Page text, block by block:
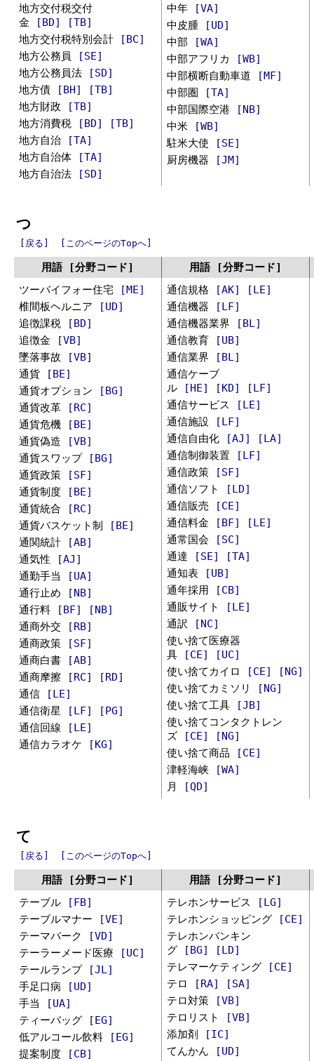
地方交付税交付
金
[BD]
[TB]
地方交付税特別会計
[BC]
地方公務員
[SE]
地方公務員法
[SD]
地方債
[BH]
[TB]
地方財政
[TB]
地方消費税
[BD]
[TB]
地方自治
[TA]
地方自治体
[TA]
地方自治法
[SD]
中年
[VA]
中皮腫
[UD]
中部
[WA]
中部アフリカ
[WB]
中部横断自動車道
[MF]
中部圏
[TA]
中部国際空港
[NB]
中米
[WB]
駐米大使
[SE]
厨房機器
[JM]
つ
[戻る] [このページのTopへ]
用語 [分野コード]
用語 [分野コード]
ツーバイフォー住宅
[ME]
椎間板ヘルニア
[UD]
追徴課税
[BD]
追徴金
[VB]
墜落事故
[VB]
通貨
[BE]
通貨オプション
[BG]
通貨改革
[RC]
通貨危機
[BE]
通貨偽造
[VB]
通貨スワップ
[BG]
通貨政策
[SF]
通貨制度
[BE]
通貨統合
[RC]
通貨バスケット制
[BE]
通関統計
[AB]
通気性
[AJ]
通勤手当
[UA]
通行止め
[NB]
通行料
[BF]
[NB]
通商外交
[RB]
通商政策
[SF]
通商白書
[AB]
通商摩擦
[RC]
[RD]
通信
[LE]
通信衛星
[LF]
[PG]
通信回線
[LE]
通信カラオケ
[KG]
通信規格 [AK]
[LE]
通信機器
[LF]
通信機器業界
[BL]
通信教育
[UB]
通信業界
[BL]
通信ケーブ
ル
[HE] [KD]
[LF]
通信サービス
[LE]
通信施設
[LF]
通信自由化
[AJ]
[LA]
通信制御装置
[LF]
通信政策
[SF]
通信ソフト
[LD]
通信販売
[CE]
通信料金
[BF]
[LE]
通常国会
[SC]
通達
[SE]
[TA]
通知表
[UB]
通年採用
[CB]
通販サイト
[LE]
通訳
[NC]
使い捨て医療器
具
[CE]
[UC]
使い捨てカイロ
[CE]
[NG]
使い捨てカミソリ
[NG]
使い捨て工具
[JB]
使い捨てコンタクトレン
ズ
[CE]
[NG]
使い捨て商品
[CE]
津軽海峡
[WA]
月
[QD]
て
[戻る] [このページのTopへ]
用語 [分野コード]
用語 [分野コード]
テーブル
[FB]
テーブルマナー
[VE]
テーマパーク
[VD]
テーラーメード医療
[UC]
テールランプ
[JL]
手足口病
[UD]
手当
[UA]
ティーバッグ
[EG]
低アルコール飲料
[EG]
提案制度
[CB]
テレホンサービス
[LG]
テレホンショッピング
[CE]
テレホンバンキン
グ
[BG]
[LD]
テレマーケティング
[CE]
テロ
[RA]
[SA]
テロ対策
[VB]
テロリスト
[VB]
添加剤
[IC]
てんかん
[UD]